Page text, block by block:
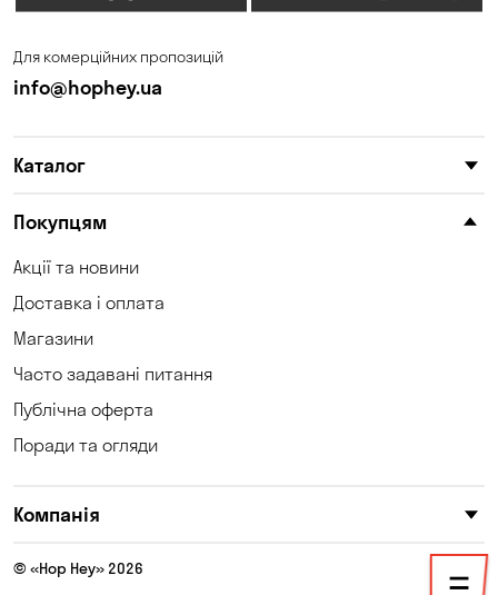
Для комерційних пропозицій
info@hophey.ua
Каталог
Покупцям
Акції та новини
Доставка і оплата
Магазини
Часто задавані питання
Публічна оферта
Поради та огляди
Компанія
© «Hop Hey» 2026